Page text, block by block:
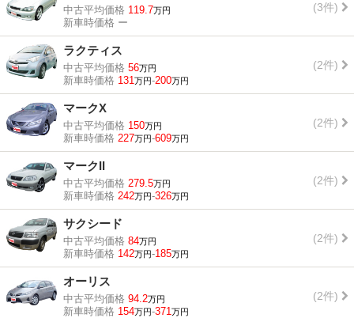
中古平均価格 119.7万円
新車時価格 ー
(3件)
ラクティス
中古平均価格 56万円
新車時価格 131万円-200万円
(2件)
マークX
中古平均価格 150万円
新車時価格 227万円-609万円
(2件)
マークII
中古平均価格 279.5万円
新車時価格 242万円-326万円
(2件)
サクシード
中古平均価格 84万円
新車時価格 142万円-185万円
(2件)
オーリス
中古平均価格 94.2万円
新車時価格 154万円-371万円
(2件)